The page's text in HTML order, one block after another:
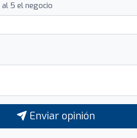
al 5 el negocio
Enviar opinión